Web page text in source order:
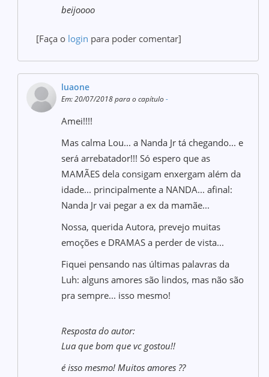
beijoooo
[Faça o login para poder comentar]
luaone
Em: 20/07/2018 para o capítulo-
Amei!!!!
Mas calma Lou... a Nanda Jr tá chegando... e
será arrebatador!!! Só espero que as
MAMÃES dela consigam enxergam além da
idade... principalmente a NANDA... afinal:
Nanda Jr vai pegar a ex da mamãe...
Nossa, querida Autora, prevejo muitas
emoções e DRAMAS a perder de vista...
Fiquei pensando nas últimas palavras da
Luh: alguns amores são lindos, mas não são
pra sempre... isso mesmo!
Resposta do autor:
Lua que bom que vc gostou!!
é isso mesmo! Muitos amores ??